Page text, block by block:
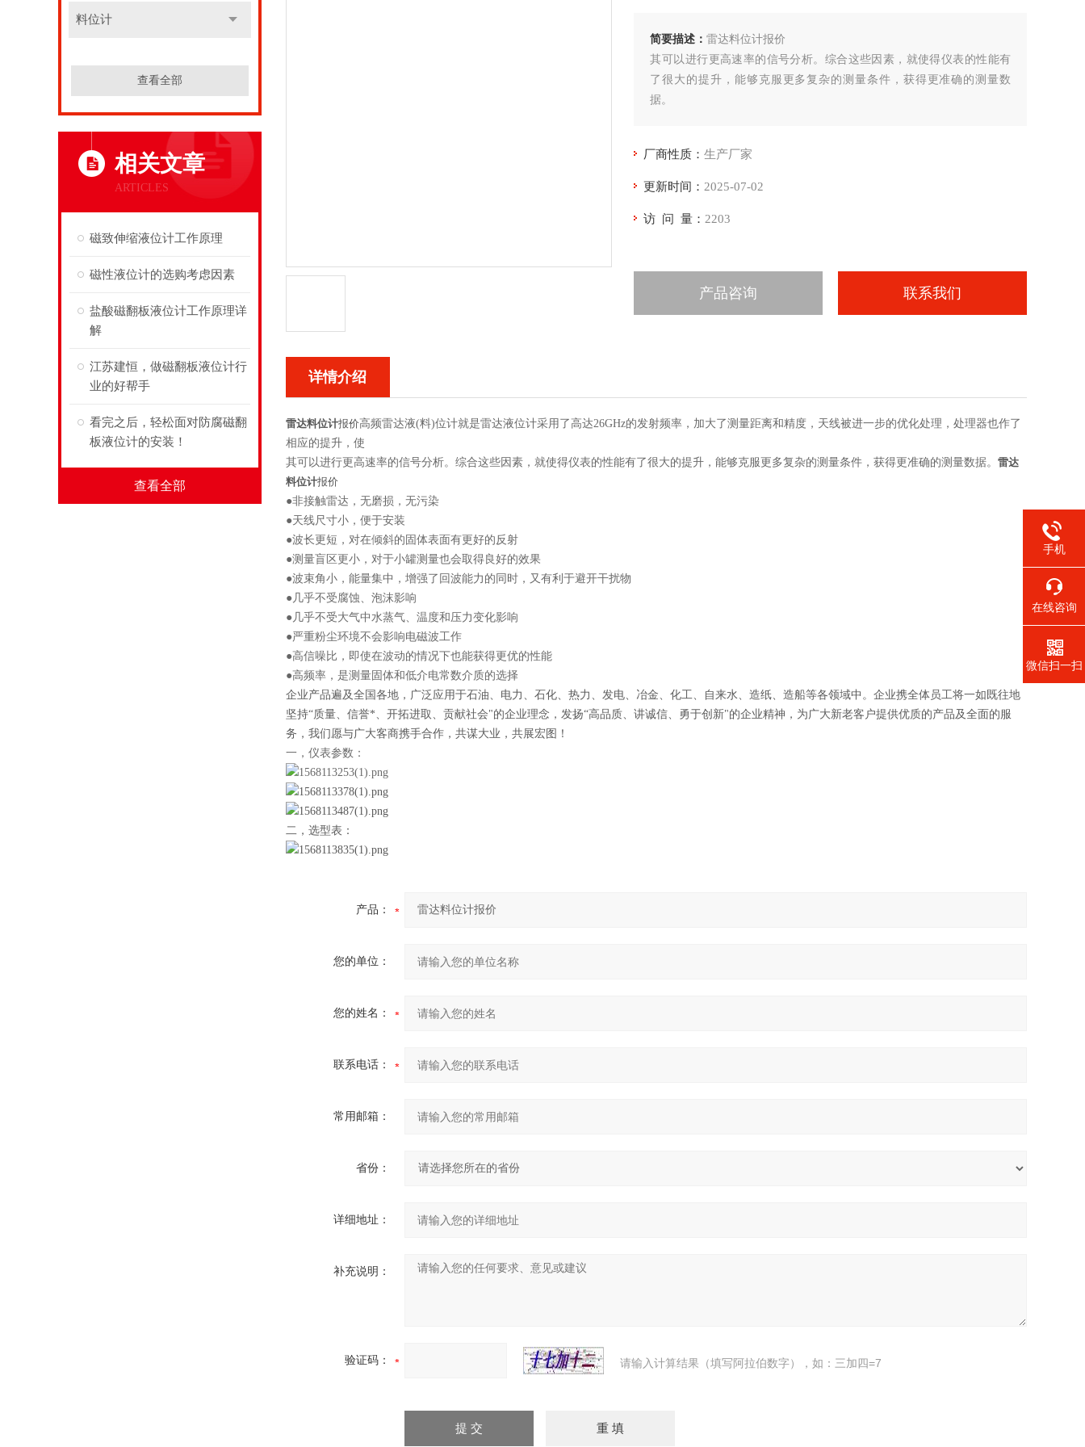
料位计
查看全部
相关文章
ARTICLES
磁致伸缩液位计工作原理
磁性液位计的选购考虑因素
盐酸磁翻板液位计工作原理详
解
江苏建恒，做磁翻板液位计行
业的好帮手
看完之后，轻松面对防腐磁翻
板液位计的安装！
查看全部
简要描述：雷达料位计报价
其可以进行更高速率的信号分析。综合这些因素，就使得仪表的性能有
了很大的提升，能够克服更多复杂的测量条件，获得更准确的测量数
据。
厂商性质：生产厂家
更新时间： 2025-07-02
访 问 量： 2203
产品咨询 联系我们
详情介绍
雷达料位计报价高频雷达液(料)位计就是雷达液位计采用了高达26GHz的发射频率，加大了测量距离和精度，天线被进一步的优化处理，处理器也作了
相应的提升，使
其可以进行更高速率的信号分析。综合这些因素，就使得仪表的性能有了很大的提升，能够克服更多复杂的测量条件，获得更准确的测量数据。 雷达
料位计报价
●非接触雷达，无磨损，无污染
●天线尺寸小，便于安装
●波长更短，对在倾斜的固体表面有更好的反射
●测量盲区更小，对于小罐测量也会取得良好的效果
●波束角小，能量集中，增强了回波能力的同时，又有利于避开干扰物
●几乎不受腐蚀、泡沫影响
●几乎不受大气中水蒸气、温度和压力变化影响
●严重粉尘环境不会影响电磁波工作
●高信噪比，即使在波动的情况下也能获得更优的性能
●高频率，是测量固体和低介电常数介质的选择
企业产品遍及全国各地，广泛应用于石油、电力、石化、热力、发电、冶金、化工、自来水、造纸、造船等各领域中。企业携全体员工将一如既往地
坚持“质量、信誉*、开拓进取、贡献社会"的企业理念，发扬“高品质、讲诚信、勇于创新"的企业精神，为广大新老客户提供优质的产品及全面的服
务，我们愿与广大客商携手合作，共谋大业，共展宏图！
一，仪表参数：
二，选型表：
产品：
您的单位：
您的姓名：
联系电话：
常用邮箱：
省份：
详细地址：
补充说明：
验证码： 请输入计算结果（填写阿拉伯数字），如：三加四=7
手机
在线咨询
微信扫一扫